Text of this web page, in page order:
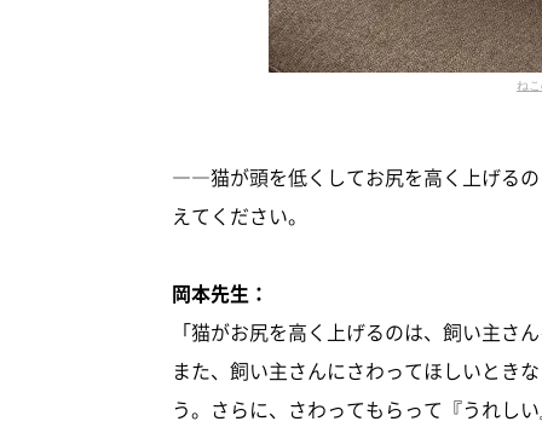
ね
――猫が頭を低くしてお尻を高く上げる
えてください。
岡本先生：
「猫がお尻を高く上げるのは、飼い主さ
また、飼い主さんにさわってほしいとき
う。さらに、さわってもらって『うれし